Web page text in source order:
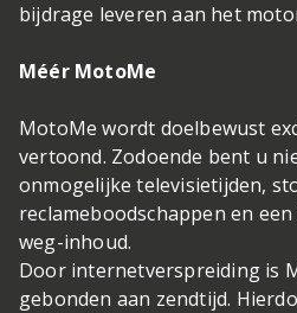
bijdrage leveren aan het
Méér MotoMe
MotoMe wordt doelbewust
vertoond. Zodoende bent u
onmogelijke televisietijden,
reclameboodschappen en
weg-inhoud.
Door internetverspreiding is
gebonden aan zendtijd.